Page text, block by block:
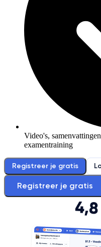
Video's,
examentraining
Registreer je gratis
Registreer je gratis